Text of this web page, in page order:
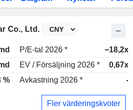
Co., Ltd.
P/E-tal 2026 *
−18,2x
EV / Försäljning 2026 *
0,67x
% Avkastning 2026 * -
Fler värderingskvoter